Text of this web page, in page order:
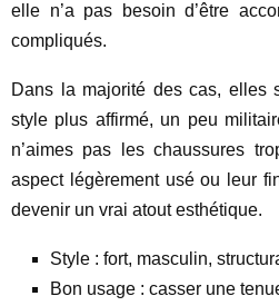
elle n’a pas besoin d’être
compliqués.
Dans la majorité des cas, elles
style plus affirmé, un peu
n’aimes pas les chaussures
aspect légèrement usé ou leur
devenir un vrai atout esthétique.
Style : fort, masculin,
Bon usage : casser une